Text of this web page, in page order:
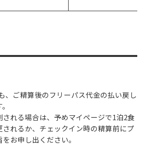
、ご精算後のフリーパス代金の払い戻し
れる場合は、予めマイページで1泊2食
されるか、チェックイン時の精算前にプ
お申し出ください。